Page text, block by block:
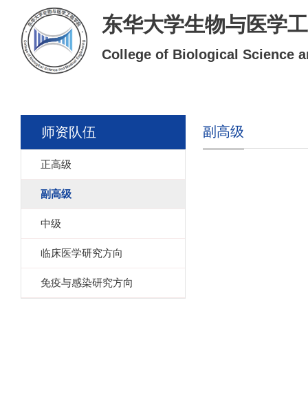
东华大学生物与医学
College of Biological Science
师资队伍
正高级
副高级
中级
临床医学研究方向
免疫与感染研究方向
副高级